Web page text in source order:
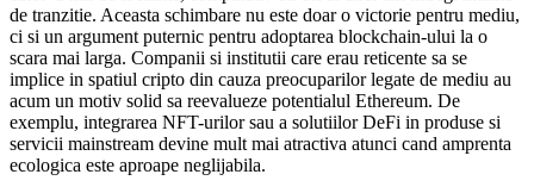
de tranzitie. Aceasta schimbare nu este doar o victorie pentru mediu,
ci si un argument puternic pentru adoptarea blockchain-ului la o
scara mai larga. Companii si institutii care erau reticente sa se
implice in spatiul cripto din cauza preocuparilor legate de mediu au
acum un motiv solid sa reevalueze potentialul Ethereum. De
exemplu, integrarea NFT-urilor sau a solutiilor DeFi in produse si
servicii mainstream devine mult mai atractiva atunci cand amprenta
ecologica este aproape neglijabila.